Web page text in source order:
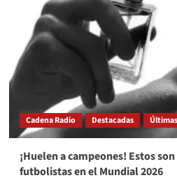
Cadena Radio Destacadas
¡Huelen a campeones! Estos
futbolistas en el Mundial 2026